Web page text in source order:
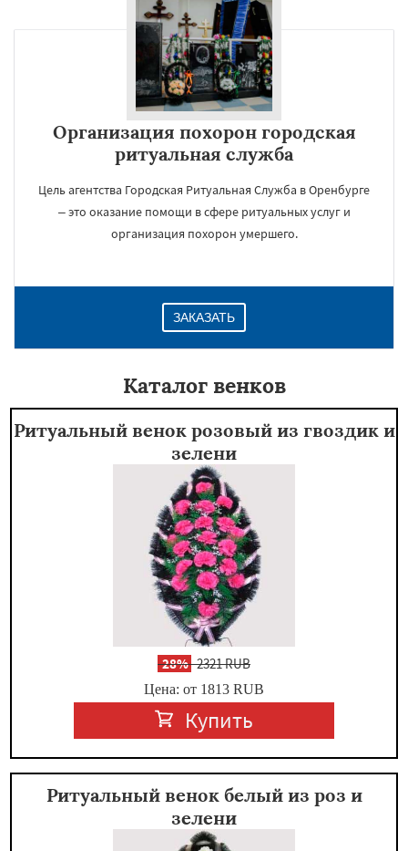
Организация похорон городская
ритуальная служба
Цель агентства Городская Ритуальная Служба в Оренбурге
– это оказание помощи в сфере ритуальных услуг и
организация похорон умершего.
ЗАКАЗАТЬ
Каталог венков
Ритуальный венок розовый из гвоздик и
зелени
-28%2321 RUB
Цена: от 1813 RUB
Купить
Ритуальный венок белый из роз и
зелени